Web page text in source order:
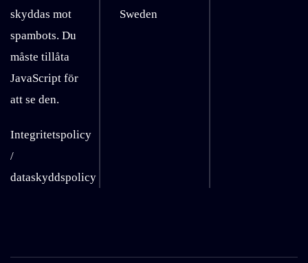
skyddas mot
spambots. Du
måste tillåta
JavaScript för
att se den.
Integritetspolicy
/
dataskyddspolicy
Sweden